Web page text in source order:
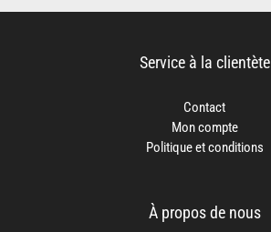
Service à la clientète
Contact
Mon compte
Politique et conditions
À propos de nous